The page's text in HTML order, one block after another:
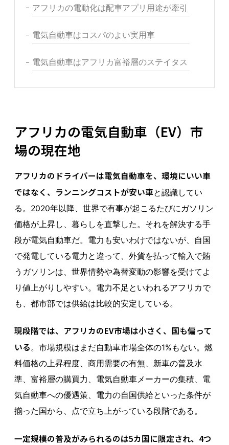
アフリカの電動化は配車アプリ用途が牽引
電気自動車はコスパのよい実用車
電気自動車はアフリカ富裕層のステイタス
アフリカの電気自動車（EV）市
場の現在地
アフリカのドライバーは電気自動車を、環境にいい車
ではなく、ランニングコストが安い車と認識してい
る。2020年以降、世界で有事が起こるたびにガソリン
価格が上昇し、暮らしを直撃した。それを解決する手
段が電気自動車だ。電力も安いわけではないが、自国
で発電している電力と違って、外貨を払って輸入で賄
うガソリンは、世界情勢や為替変動の影響を受けてよ
り値上がりしやすい。電力不足といわれるアフリカで
も、都市部では供給は比較的安定している。
現段階では、アフリカのEV市場は小さく、国も偏って
いる。市場規模はまだ自動車市場全体の1%もない。燃
料価格の上昇程度、商用需要の有無、新車の普及水
準、富裕層の購買力、電気自動車メーカーの集積、電
気自動車への優遇策、電力の自国供給といった条件が
揃った国から、点で立ち上がっている段階である。
一定規模の普及がみられるのは5カ国に限定され、4つ